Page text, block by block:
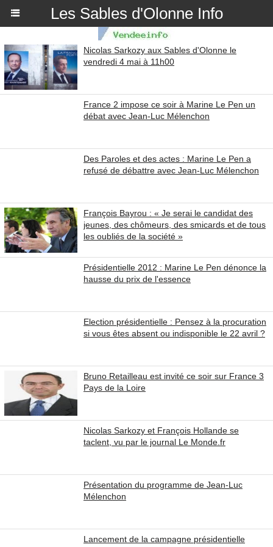
Les Sables d'Olonne Info
Nicolas Sarkozy aux Sables d'Olonne le
vendredi 4 mai à 11h00
France 2 impose ce soir à Marine Le Pen un
débat avec Jean-Luc Mélenchon
Des Paroles et des actes : Marine Le Pen a
refusé de débattre avec Jean-Luc Mélenchon
François Bayrou : « Je serai le candidat des
jeunes, des chômeurs, des smicards et de tous
les oubliés de la société »
Présidentielle 2012 : Marine Le Pen dénonce la
hausse du prix de l'essence
Election présidentielle : Pensez à la procuration
si vous êtes absent ou indisponible le 22 avril ?
Bruno Retailleau est invité ce soir sur France 3
Pays de la Loire
Nicolas Sarkozy et François Hollande se
taclent, vu par le journal Le Monde.fr
Présentation du programme de Jean-Luc
Mélenchon
Lancement de la campagne présidentielle